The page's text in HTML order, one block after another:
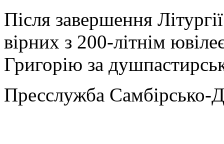
Після завершення
вірних з 200-літнім
Григорію за
Пресслужба Самбірсько-